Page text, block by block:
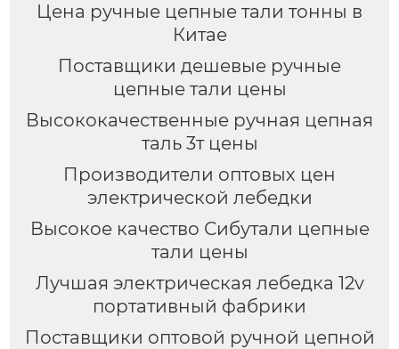
Цена ручные цепные тали тонны в
Китае
Поставщики дешевые ручные
цепные тали цены
Высококачественные ручная цепная
таль 3т цены
Производители оптовых цен
электрической лебедки
Высокое качество Сибутали цепные
тали цены
Лучшая электрическая лебедка 12v
портативный фабрики
Поставщики оптовой ручной цепной